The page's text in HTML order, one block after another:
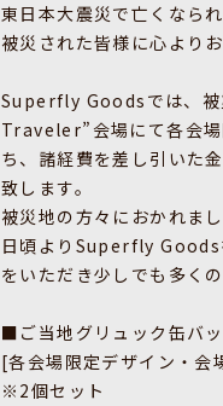
東日本大震災で亡くなら
被災された皆様に心より
Superfly Goodsでは、被
Traveler”会場にて各会場
ち、諸経費を差し引いた
致します。
被災地の方々におかれま
日頃よりSuperfly Goods
をいただき少しでも多く
■ご当地グリュック缶バ
[各会場限定デザイン・会
※2個セット